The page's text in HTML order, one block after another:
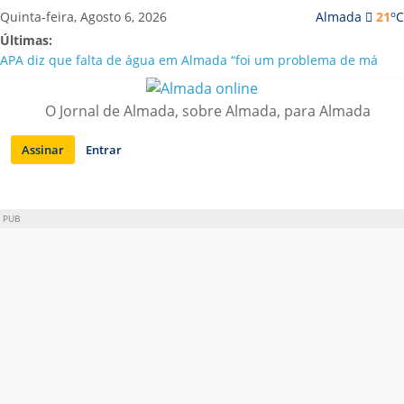
Saltar
para
conteúdo
Almada 21oC
Quinta-feira, Agosto 6, 2026
Últimas:
APA diz que falta de água em Almada “foi um problema de má
Laranjeiro | Cultura pop asiática invade a Casa Amarela
Ponte 25 de Abril celebra 60 anos com programa cultural entre
Lisboa e Almada
Situação de alerta em Almada renovada até final de Agosto
O Jornal de Almada, sobre Almada, para Almada
Assinar Entrar
PUB